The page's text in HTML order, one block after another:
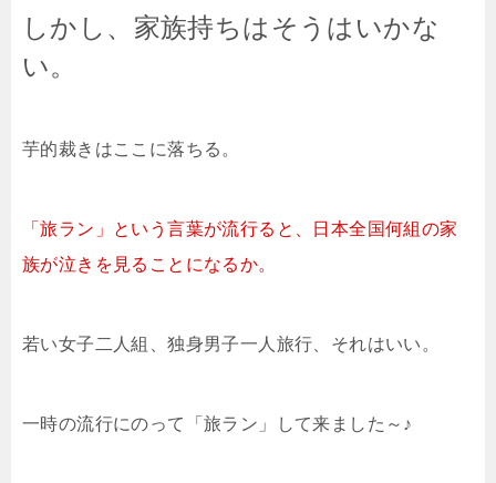
しかし、家族持ちはそうはいかな
い。
芋的裁きはここに落ちる。
「旅ラン」という言葉が流行ると、日本全国何組の家
族が泣きを見ることになるか。
若い女子二人組、独身男子一人旅行、それはいい。
一時の流行にのって「旅ラン」して来ました～♪